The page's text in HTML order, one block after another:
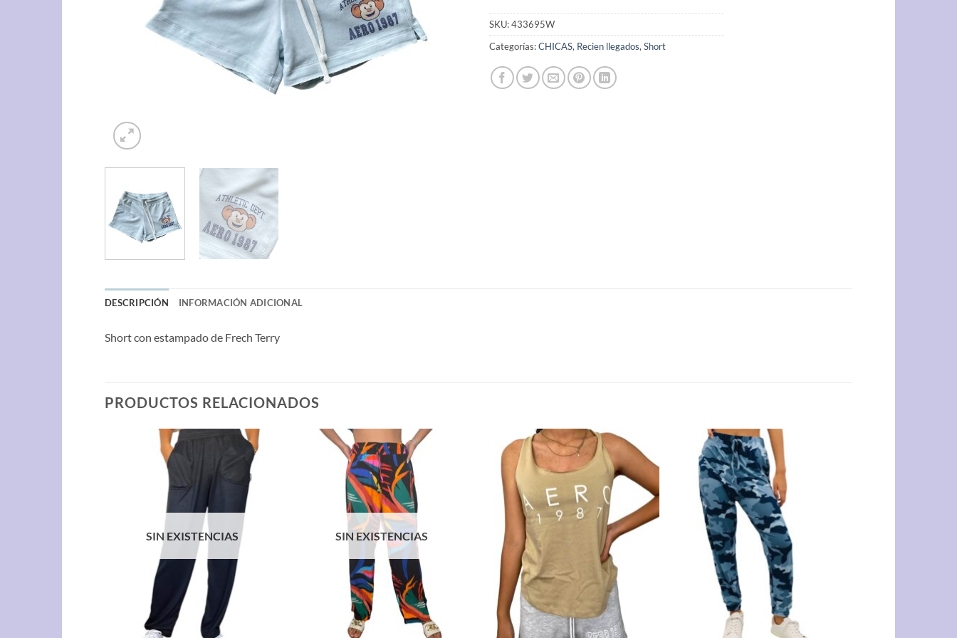
SKU:433695W
Categorías:CHICAS, Recien llegados, Short
DESCRIPCIÓN INFORMACIÓN ADICIONAL
Short con estampado de Frech Terry
PRODUCTOS RELACIONADOS
SIN EXISTENCIAS SIN EXISTENCIAS